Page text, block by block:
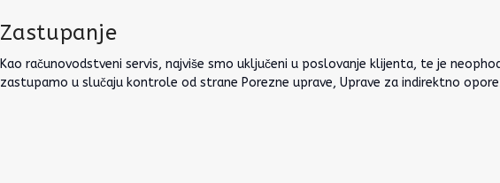
Zastupanje
Kao računovodstveni servis, najviše smo uključeni u poslovanje klijenta, te je
zastupamo u slučaju kontrole od strane Porezne uprave, Uprave za indirektno